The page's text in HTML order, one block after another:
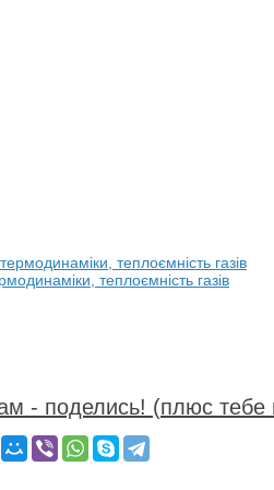
теплоємність газів
- поделись! (плюс тебе